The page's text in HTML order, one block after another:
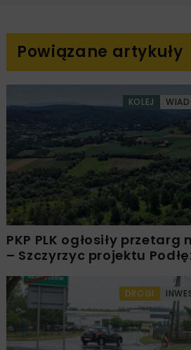
Powiązane artykuły
KOLEJ
PKP PLK ogłosiły
– Szczyrzyc projektu
DROGI